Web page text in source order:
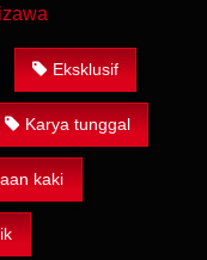
Eksklusif
Karya tunggal
kaki